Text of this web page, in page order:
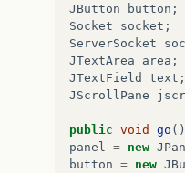
JButton
button ;
Socket
socket ;
ServerSocket
JTextArea
area ;
JTextField
text ;
JScrollPane
public void go ()
panel = new
button = new